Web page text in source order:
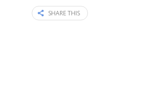
SHARE THIS